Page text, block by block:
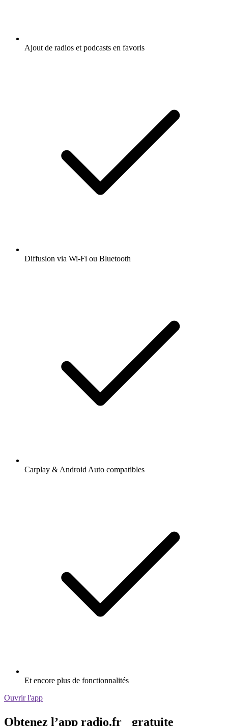
Ajout de radios et podcasts en favoris
Diffusion via Wi-Fi ou Bluetooth
Carplay & Android Auto compatibles
Et encore plus de fonctionnalités
Ouvrir l'app
Obtenez l’app radio.fr gratuite